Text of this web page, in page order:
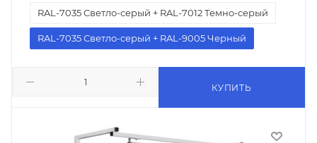
КУПИТЬ
RAL-7035 Светло-серый + RAL-7012 Темно-серый
RAL-7035 Светло-серый + RAL-9005 Черный